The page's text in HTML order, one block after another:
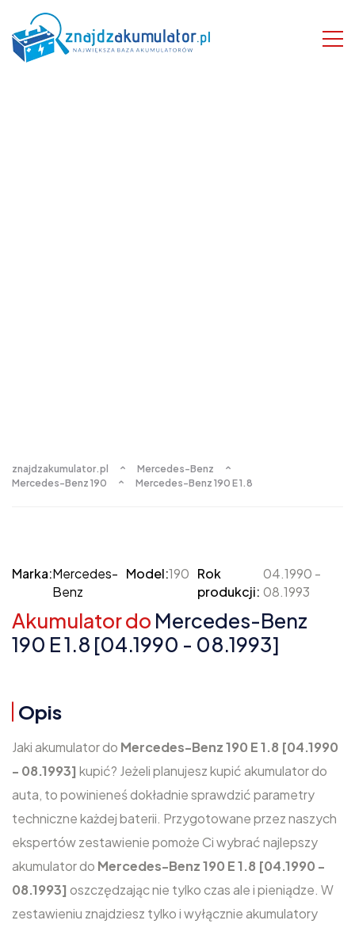
znajdzakumulator.pl
Mercedes-Benz
Mercedes-Benz 190
Mercedes-Benz 190 E 1.8
Marka:Mercedes-
Benz
Model:190 Rok
produkcji:
04.1990 -
08.1993
Akumulator do Mercedes-Benz
190 E 1.8 [04.1990 - 08.1993]
Opis
Jaki akumulator do Mercedes-Benz 190 E 1.8 [04.1990
- 08.1993] kupić? Jeżeli planujesz kupić akumulator do
auta, to powinieneś dokładnie sprawdzić parametry
techniczne każdej baterii. Przygotowane przez naszych
ekspertów zestawienie pomoże Ci wybrać najlepszy
akumulator do Mercedes-Benz 190 E 1.8 [04.1990 -
08.1993] oszczędzając nie tylko czas ale i pieniądze. W
zestawieniu znajdziesz tylko i wyłącznie akumulatory